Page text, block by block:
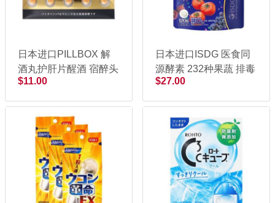
日本进口PILLBOX 解
酒丸护肝片醒酒 宿醉头
疼药 5粒
$11.00
日本进口ISDG 医食同
源酵素 232种果蔬 排毒
燃脂瘦身夜间酵素120
$27.00